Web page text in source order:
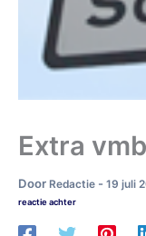
Extra
Door Redactie - 19 juli
reactie achter